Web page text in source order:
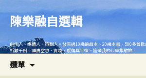
內
陳樂融自選輯
創作人、媒體人、策劃人。發表過10幾齣劇本、20幾本書、500多首
析數千例。繼續空想、實踐、感傷與平復。這是我的心靈集散地。
選單